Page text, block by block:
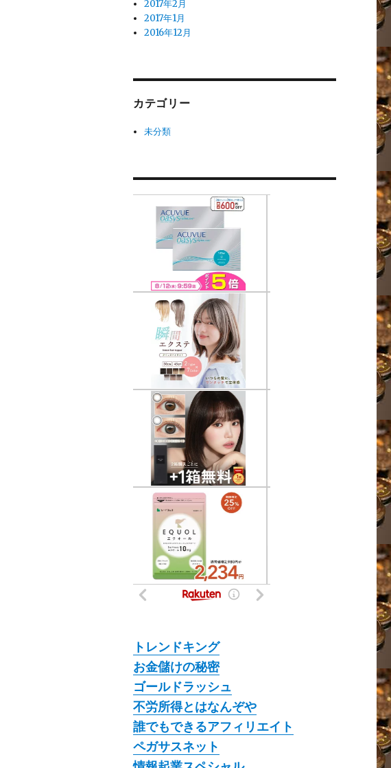
2017年2月
2017年1月
2016年12月
カテゴリー
未分類
トレンドキング
お金儲けの秘密
ゴールドラッシュ
不労所得とはなんぞや
誰でもできるアフィリエイト
ペガサスネット